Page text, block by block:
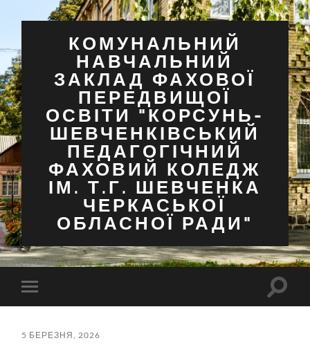
КОМУНАЛЬНИЙ
НАВЧАЛЬНИЙ
ЗАКЛАД ФАХОВОЇ
ПЕРЕДВИЩОЇ
ОСВІТИ "КОРСУНЬ-
ШЕВЧЕНКІВСЬКИЙ
ПЕДАГОГІЧНИЙ
ФАХОВИЙ КОЛЕДЖ
ІМ. Т.Г. ШЕВЧЕНКА
ЧЕРКАСЬКОЇ
ОБЛАСНОЇ РАДИ"
Перемкнути
мобільне
5 БЕРЕЗНЯ, 2026